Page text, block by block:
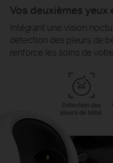
Vos deuxièmes yeux
Intégrant une vision
détection des pleurs de
renforce les soins de
Détection des
pleurs de bébé